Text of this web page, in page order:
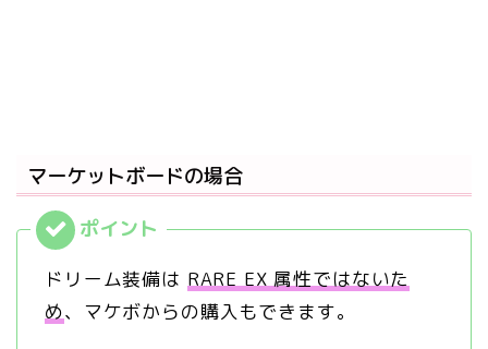
マーケットボードの場合
ドリーム装備は RARE EX 属性ではないた
め、マケボからの購入もできます。